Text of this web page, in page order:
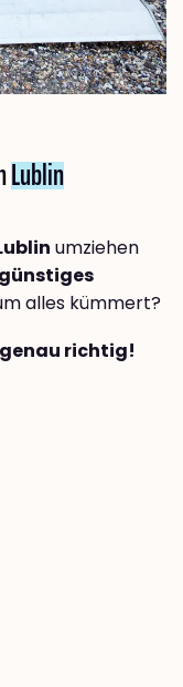
Lublin
umziehen
alles kümmert?
genau richtig!